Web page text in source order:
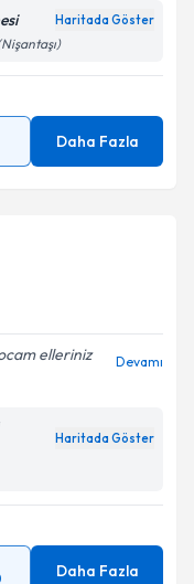
Haritada Göster
Daha Fazla
elleriniz
Devamı
Haritada Göster
Daha Fazla